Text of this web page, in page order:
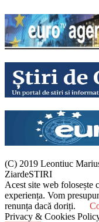
(C) 2019 Leontiuc
ZiardeSTIRI
Acest site web folosește
experiența. Vom
renunța dacă doriți.
Privacy & Cookies